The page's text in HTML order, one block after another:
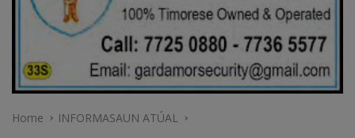
Home INFORMASAUN ATÚAL